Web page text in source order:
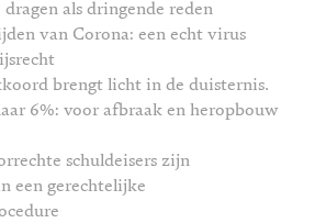
als dringende reden
van Corona: een echt virus
brengt licht in de duisternis.
6%: voor afbraak en heropbouw
schuldeisers zijn
een gerechtelijke